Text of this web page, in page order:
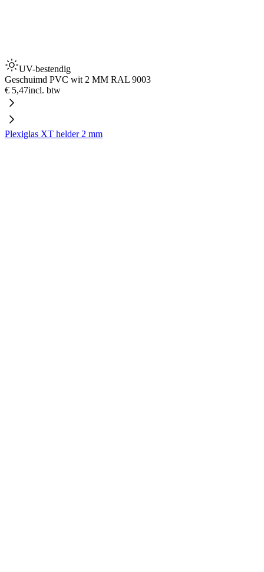
UV-bestendig
Geschuimd PVC wit 2 MM RAL 9003
€ 5,47incl. btw
Plexiglas XT helder 2 mm